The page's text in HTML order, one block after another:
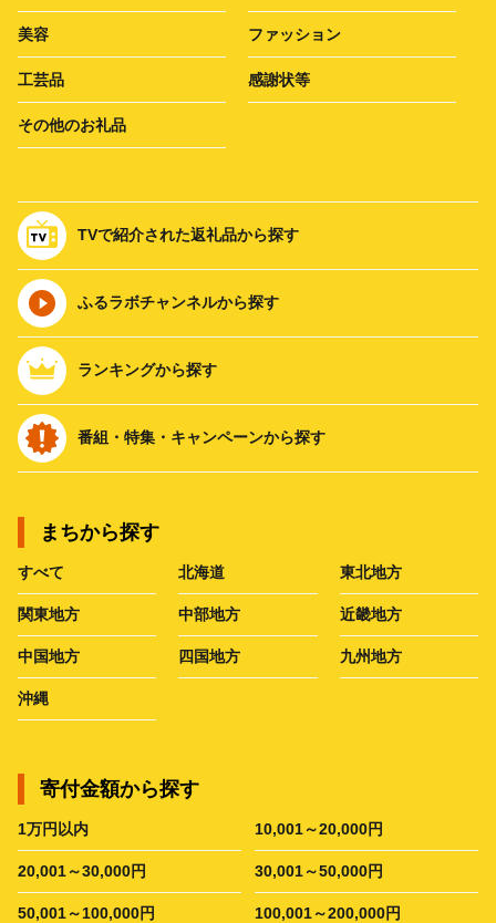
美容 ファッション
工芸品 感謝状等
その他のお礼品
TVで紹介された返礼品から探す
ふるラボチャンネルから探す
ランキングから探す
番組・特集・キャンペーンから探す
まちから探す
すべて 北海道 東北地方
関東地方 中部地方 近畿地方
中国地方 四国地方 九州地方
沖縄
寄付金額から探す
1万円以内 10,001～20,000円
20,001～30,000円 30,001～50,000円
50,001～100,000円 100,001～200,000円